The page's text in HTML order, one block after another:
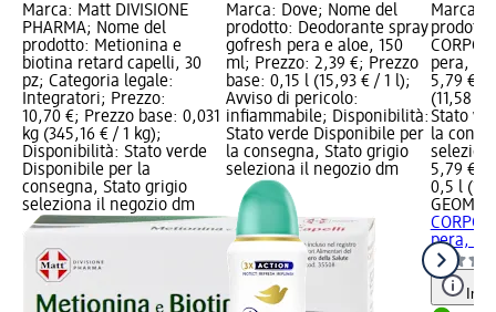
Marca: Matt DIVISIONE
PHARMA; Nome del
prodotto: Metionina e
biotina retard capelli, 30
pz; Categoria legale:
Integratori; Prezzo:
10,70 €; Prezzo base: 0,031
kg (345,16 € / 1 kg);
Disponibilità: Stato verde
Disponibile per la
consegna, Stato grigio
seleziona il negozio dm
Marca: Dove; Nome del
prodotto: Deodorante spray
gofresh pera e aloe, 150
ml; Prezzo: 2,39 €; Prezzo
base: 0,15 l (15,93 € / 1 l);
Avviso di pericolo:
infiammabile; Disponibilità:
Stato verde Disponibile per
la consegna, Stato grigio
seleziona il negozio dm
Marca:
CORPO
pera,
5,79 €;
(11,58 €
Stato
la
5,79 €
0,5 l
GEOMAR
CORPO
pera,